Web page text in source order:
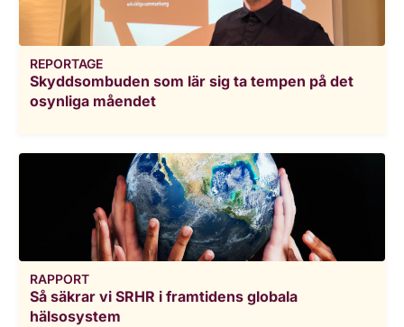
REPORTAGE
Skyddsombuden som lär sig ta tempen på det
osynliga måendet
RAPPORT
Så säkrar vi SRHR i framtidens globala
hälsosystem